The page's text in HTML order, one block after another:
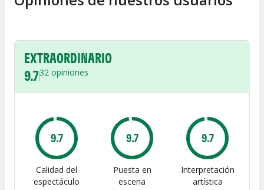
EXTRAORDINARIO
9.732 opiniones
9.7
Calidad del
espectáculo
9.7
Puesta en
escena
9.7
Interpretación
artística